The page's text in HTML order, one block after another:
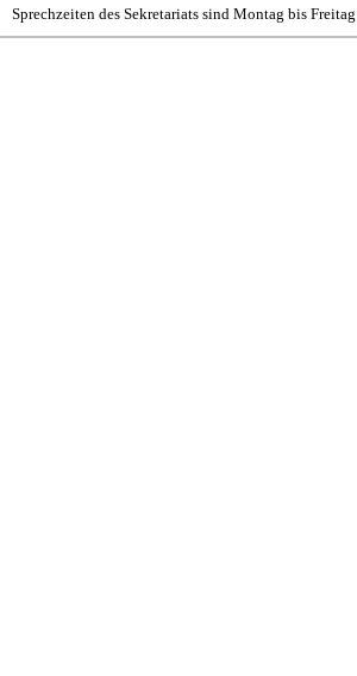
Sprechzeiten des Sekretariats sind Montag bis